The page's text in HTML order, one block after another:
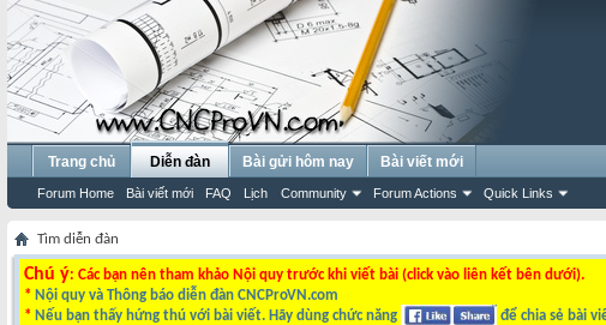
Trang chủ Diễn đàn
Forum Home Bài viết mới FAQ Lịch Community Forum Actions Quick Links
Bài gửi hôm nay Bài viết mới
Tìm diễn đàn
Chú ý: Các bạn nên tham khảo Nội quy trước khi viết bài (click vào liên kết bên dưới).
* Nội quy và Thông báo diễn đàn CNCProVN.com
* Nếu bạn thấy hứng thú với bài viết. Hãy dùng chức năng để chia sẻ bài